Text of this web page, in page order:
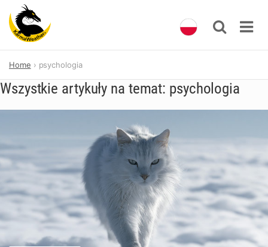
content
Home psychologia
Wszystkie artykuły na temat: psychologia